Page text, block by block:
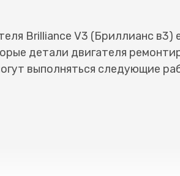
Brilliance V3 (Бриллианс в3)
детали двигателя
выполняться следующие